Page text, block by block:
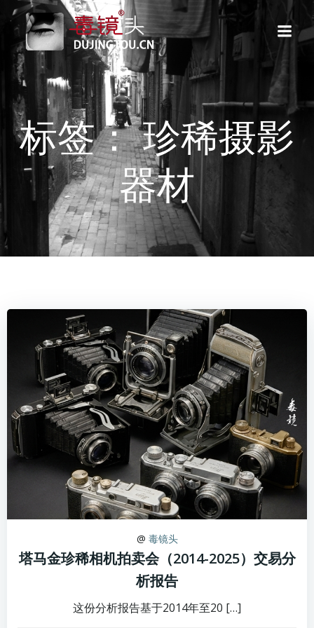
转
到
内
容
标签： 珍稀摄影
器材
@ 毒镜头
塔马金珍稀相机拍卖会（2014-2025）交易分
析报告
这份分析报告基于2014年至20 […]